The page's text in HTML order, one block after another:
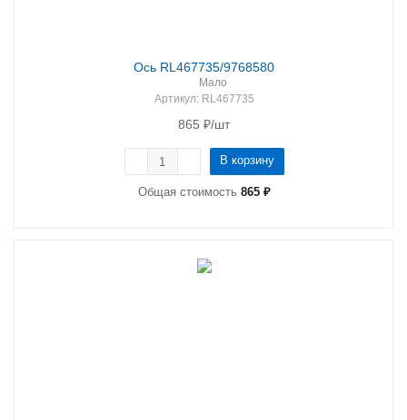
Ось RL467735/9768580
Мало
Артикул: RL467735
865 ₽/шт
В корзину
Общая стоимость 865 ₽